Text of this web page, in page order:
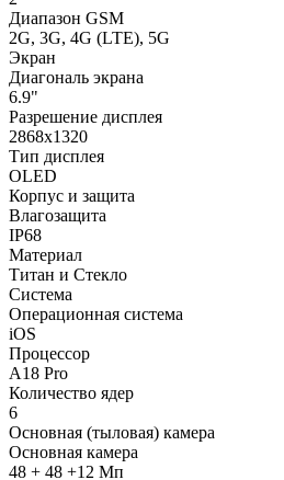
Диапазон GSM
2G, 3G, 4G (LTE), 5G
Экран
Диагональ экрана
6.9"
Разрешение дисплея
2868x1320
Тип дисплея
OLED
Корпус и защита
Влагозащита
IP68
Материал
Титан и Стекло
Система
Операционная система
iOS
Процессор
A18 Pro
Количество ядер
6
Основная (тыловая) камера
Основная камера
48 + 48 +12 Мп